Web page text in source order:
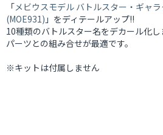
「メビウスモデル バトルスター・ギャ
(MOE931) 」をディテールアップ!!
10種類のバトルスター名をデカール化
パーツとの組み合せが最適です。
※キットは付属しません